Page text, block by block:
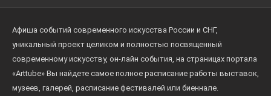
Афиша событий современного искусства России и СНГ,
уникальный проект целиком и полностью посвященный
современному искусству, он-лайн события, на страницах портала
«Arttube» Вы найдете самое полное расписание работы выставок,
музеев, галерей, расписание фестивалей или биеннале.